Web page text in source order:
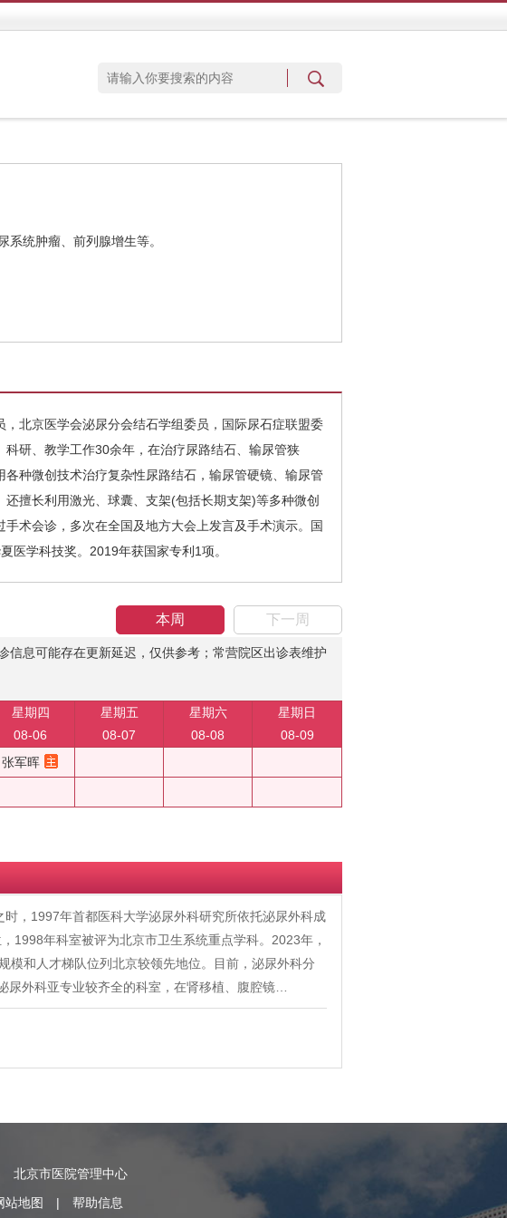
统肿瘤、前列腺增生等。
北京医学会泌尿分会结石学组委员，国际尿石症联盟委
研、教学工作30余年，在治疗尿路结石、输尿管狭
种微创技术治疗复杂性尿路结石，输尿管硬镜、输尿管
擅长利用激光、球囊、支架(包括长期支架)等多种微创
术会诊，多次在全国及地方大会上发言及手术演示。国
医学科技奖。2019年获国家专利1项。
本周 下一周
信息可能存在更新延迟，仅供参考；常营院区出诊表维护
星期四
08-06
星期五
08-07
星期六
08-08
星期日
08-09
张军晖
，1997年首都医科大学泌尿外科研究所依托泌尿外科成
1998年科室被评为北京市卫生系统重点学科。2023年，
模和人才梯队位列北京较领先地位。目前，泌尿外科分
外科亚专业较齐全的科室，在肾移植、腹腔镜…
北京市医院管理中心
站地图 | 帮助信息